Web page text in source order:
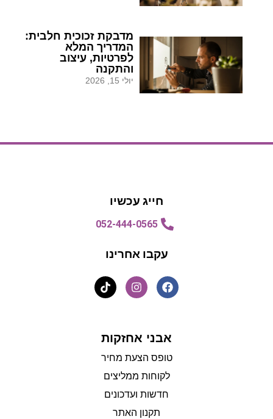
מדבקת זכוכית חלבית:
המדריך המלא
לפרטיות, עיצוב
והתקנה
יולי 15, 2026
חייג עכשיו
052-444-0565
עקבו אחרינו
אבני אחזקות
טופס הצעת מחיר
לקוחות ממליצים
חדשות ועדכונים
תקנון האתר